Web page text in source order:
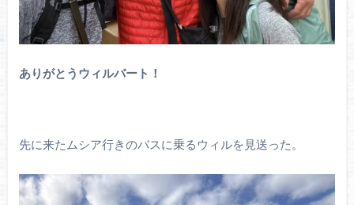
ありがとうウィルバート！
先に来たムシア行きのバスに乗るウィルを見送った。